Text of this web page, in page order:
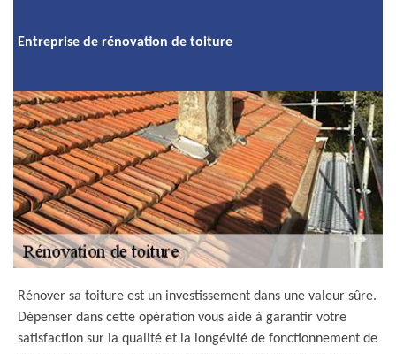
Entreprise de rénovation de toiture
Rénover sa toiture est un investissement dans une valeur sûre.
Dépenser dans cette opération vous aide à garantir votre
satisfaction sur la qualité et la longévité de fonctionnement de